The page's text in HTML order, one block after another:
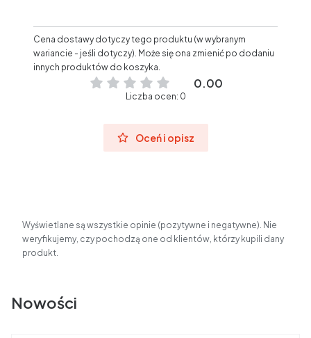
Cena dostawy dotyczy tego produktu (w wybranym
wariancie - jeśli dotyczy). Może się ona zmienić po dodaniu
innych produktów do koszyka.
0.00
Liczba ocen: 0
Oceń i opisz
Wyświetlane są wszystkie opinie (pozytywne i negatywne). Nie
weryfikujemy, czy pochodzą one od klientów, którzy kupili dany
produkt.
Nowości